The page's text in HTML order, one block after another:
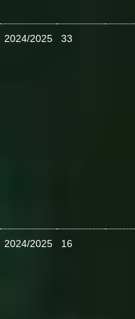
2024/2025 33
2024/2025 16